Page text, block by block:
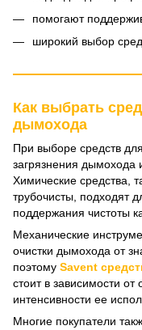
помогают
широкий выбор
Как выбрать
дымохода
При выборе средств
загрязнения дымохода
Химические средства,
трубочисты, подходят
поддержания чистоты
Механические
очистки дымохода от
поэтому Savent
стоит в зависимости
интенсивности ее
Многие покупатели